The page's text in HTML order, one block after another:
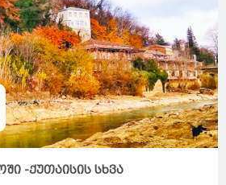
-ქუთაისის სხვა